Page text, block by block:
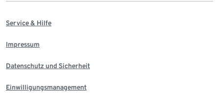
Service & Hilfe
Impressum
Datenschutz und Sicherheit
Einwilligungsmanagement